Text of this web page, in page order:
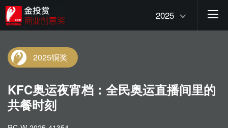
2025
2025铜奖
KFC奥运夜宵档：全民奥运直播间里的
共餐时刻